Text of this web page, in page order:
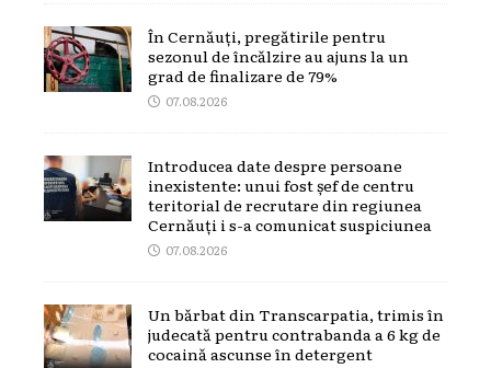
În Cernăuți, pregătirile pentru
sezonul de încălzire au ajuns la un
grad de finalizare de 79%
07.08.2026
Introducea date despre persoane
inexistente: unui fost șef de centru
teritorial de recrutare din regiunea
Cernăuți i s-a comunicat suspiciunea
07.08.2026
Un bărbat din Transcarpatia, trimis în
judecată pentru contrabanda a 6 kg de
cocaină ascunse în detergent